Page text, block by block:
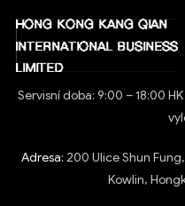
Servisní doba: 9:00 – 18:00
Adresa: 200 Ulice Shun
Kowlin,